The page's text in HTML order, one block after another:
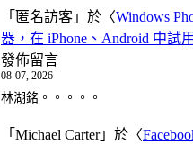
「 匿名訪客 」於〈Windows
器，在 iPhone、Android 中試
發佈留言
08-07, 2026
林湖銘。。。。。
「 Michael Carter」於〈